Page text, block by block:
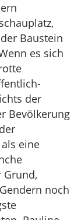
Baustein
es sich
der
Bevölkerung
eine
Grund,
noch